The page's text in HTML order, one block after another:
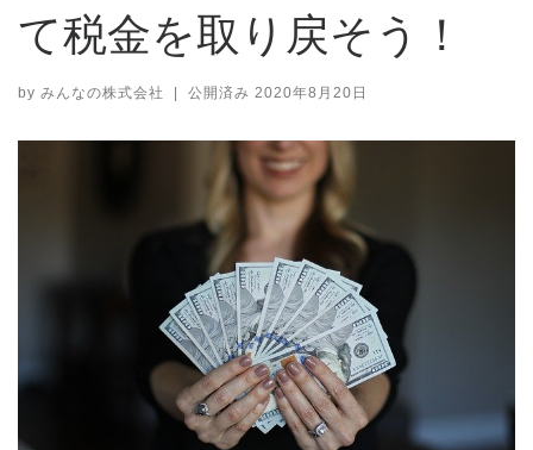
て税金を取り戻そう！
by みんなの株式会社 公開済み 2020年8月20日